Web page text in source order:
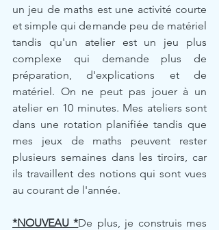
un jeu de maths est une activité courte
et simple qui demande peu de matériel
tandis qu'un atelier est un jeu plus
complexe qui demande plus de
préparation, d'explications et de
matériel. On ne peut pas jouer à un
atelier en 10 minutes. Mes ateliers sont
dans une rotation planifiée tandis que
mes jeux de maths peuvent rester
plusieurs semaines dans les tiroirs, car
ils travaillent des notions qui sont vues
au courant de l'année.
*NOUVEAU *De plus, je construis mes